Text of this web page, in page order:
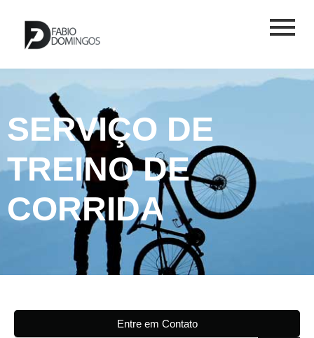
SERVIÇO DE
TREINO DE
CORRIDA
Entre em Contato